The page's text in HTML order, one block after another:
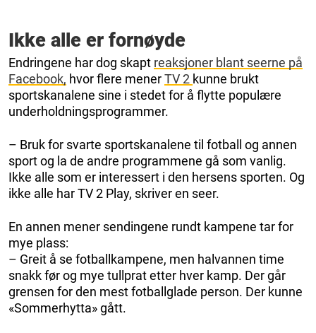
Ikke alle er fornøyde
Endringene har dog skapt reaksjoner blant seerne på
Facebook, hvor flere menerTV 2 kunne brukt
sportskanalene sine i stedet for å flytte populære
underholdningsprogrammer.
– Bruk for svarte sportskanalene til fotball og annen
sport og la de andre programmene gå som vanlig.
Ikke alle som er interessert i den hersens sporten. Og
ikke alle har TV 2 Play, skriver en seer.
En annen mener sendingene rundt kampene tar for
mye plass:
– Greit å se fotballkampene, men halvannen time
snakk før og mye tullprat etter hver kamp. Der går
grensen for den mest fotballglade person. Der kunne
«Sommerhytta» gått.